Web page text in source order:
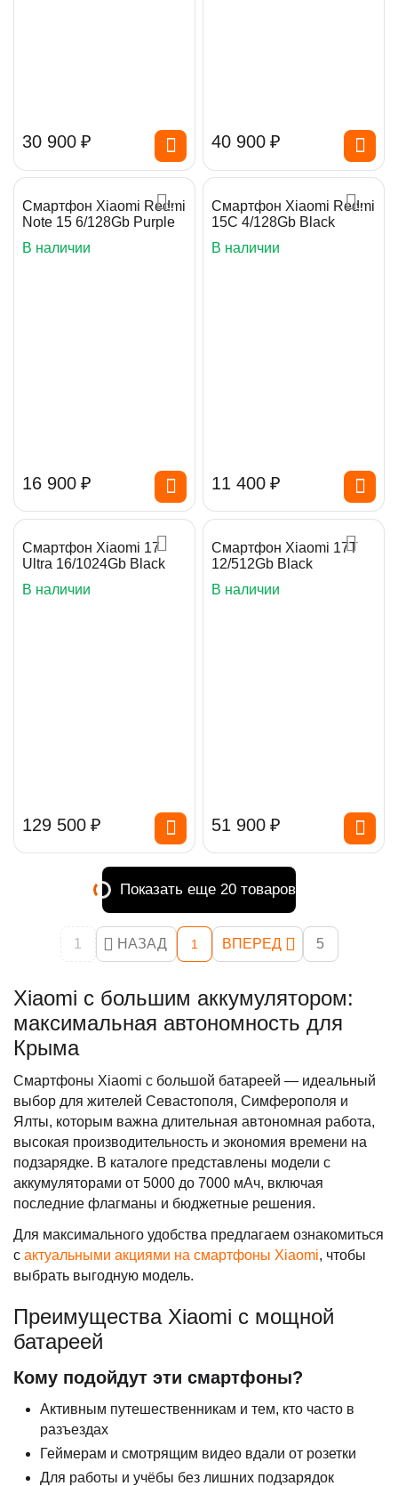
30 900 ₽ 40 900 ₽
Смартфон Xiaomi Redmi
Note 15 6/128Gb Purple
В наличии
16 900 ₽
Смартфон Xiaomi Redmi
15C 4/128Gb Black
В наличии
11 400 ₽
Смартфон Xiaomi 17
Ultra 16/1024Gb Black
В наличии
129 500 ₽
Смартфон Xiaomi 17T
12/512Gb Black
В наличии
51 900 ₽
Показать еще 20 товаров
1 НАЗАД 1 ВПЕРЕД 5
Xiaomi с большим аккумулятором:
максимальная автономность для
Крыма
Смартфоны Xiaomi с большой батареей — идеальный
выбор для жителей Севастополя, Симферополя и
Ялты, которым важна длительная автономная работа,
высокая производительность и экономия времени на
подзарядке. В каталоге представлены модели с
аккумуляторами от 5000 до 7000 мАч, включая
последние флагманы и бюджетные решения.
Для максимального удобства предлагаем ознакомиться
с актуальными акциями на смартфоны Xiaomi, чтобы
выбрать выгодную модель.
Преимущества Xiaomi с мощной
батареей
Кому подойдут эти смартфоны?
Активным путешественникам и тем, кто часто в
разъездах
Геймерам и смотрящим видео вдали от розетки
Для работы и учёбы без лишних подзарядок